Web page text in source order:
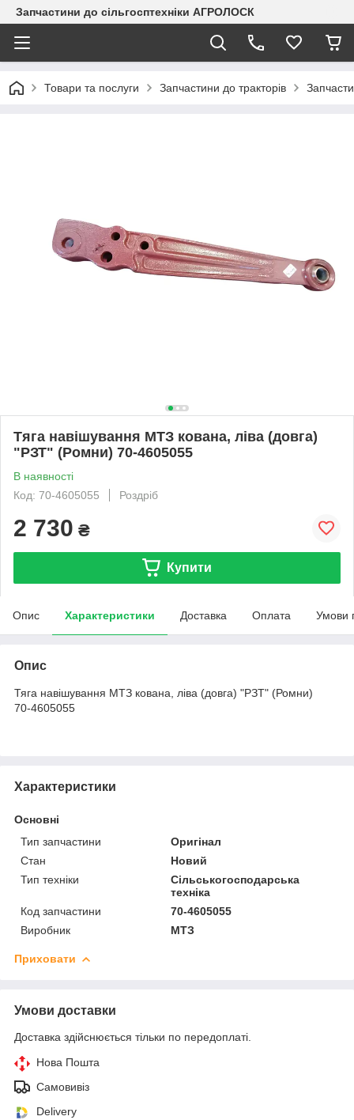
Запчастини до сільгосптехніки АГРОЛОСК
Товари та послуги Запчастини до тракторів
Тяга навішування МТЗ кована, ліва (довга)
"РЗТ" (Ромни) 70-4605055
В наявності
Код: 70-4605055
Роздріб
2 730 ₴
Купити
Опис Характеристики Доставка Оплата Умови
Опис
Тяга навішування МТЗ кована, ліва (довга) "РЗТ" (Ромни)
70-4605055
Характеристики
Основні
Тип запчастини
Оригінал
Стан
Новий
Тип техніки
Сільськогосподарська
техніка
Код запчастини
70-4605055
Виробник
МТЗ
Приховати
Умови доставки
Доставка здійснюється тільки по передоплаті.
Нова Пошта
Самовивіз
Delivery